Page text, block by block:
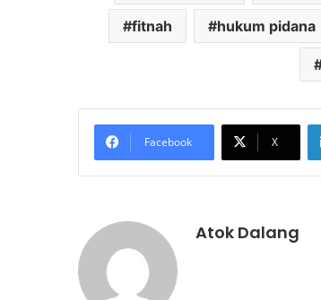
fitnah hukum pidana
Facebook X
Atok Dalang